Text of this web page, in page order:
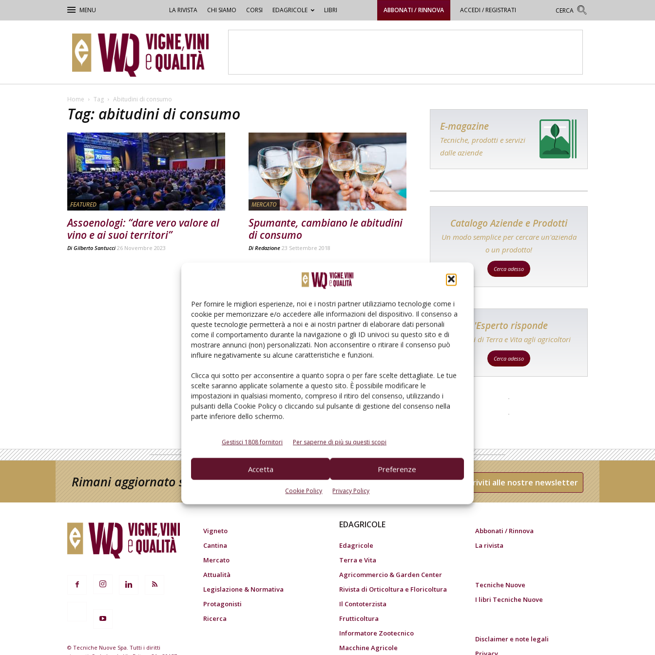
Per fornire le migliori esperienze, noi e i nostri partner utilizziamo tecnologie come i
cookie per memorizzare e/o accedere alle informazioni del dispositivo. Il consenso a
queste tecnologie permetterà a noi e ai nostri partner di elaborare dati personali
come il comportamento durante la navigazione o gli ID univoci su questo sito e di
mostrare annunci (non) personalizzati. Non acconsentire o ritirare il consenso può
influire negativamente su alcune caratteristiche e funzioni.
Clicca qui sotto per acconsentire a quanto sopra o per fare scelte dettagliate. Le tue
scelte saranno applicate solamente a questo sito. È possibile modificare le
impostazioni in qualsiasi momento, compreso il ritiro del consenso, utilizzando i
pulsanti della Cookie Policy o cliccando sul pulsante di gestione del consenso nella
parte inferiore dello schermo.
Gestisci 1808 fornitori Per saperne di più su questi scopi
Accetta Preferenze
Cookie Policy Privacy Policy
LA RIVISTA CHI SIAMO CORSI EDAGRICOLE LIBRI ABBONATI / RINNOVA ACCEDI / REGISTRATI
–
Vigne,
Vini
&
Home Tag Abitudini di consumo
Tag: abitudini di consumo
FEATURED
Assoenologi: “dare vero valore al
vino e ai suoi territori”
Di Gilberto Santucci 26 Novembre 2023
MERCATO
Spumante, cambiano le abitudini
di consumo
Di Redazione 23 Settembre 2018
E-magazine
Tecniche, prodotti e servizi
dalle aziende
Catalogo Aziende e Prodotti
Un modo semplice per cercare un'azienda
o un prodotto!
Cerca adesso
L'Esperto risponde
I consigli di Terra e Vita agli agricoltori
Cerca adesso
Rimani aggiornato sul mondo dell’agricoltura Iscriviti alle nostre newsletter
© Tecniche Nuove Spa. Tutti i diritti
Vigneto
Cantina
Mercato
Attualità
Legislazione & Normativa
Protagonisti
Ricerca
EDAGRICOLE
Edagricole
Terra e Vita
Agricommercio & Garden Center
Rivista di Orticoltura e Floricoltura
Il Contoterzista
Frutticoltura
Informatore Zootecnico
Macchine Agricole
Abbonati / Rinnova
La rivista
Tecniche Nuove
I libri Tecniche Nuove
Disclaimer e note legali